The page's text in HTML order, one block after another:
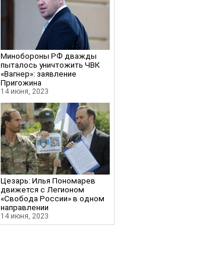
Минобороны РФ дважды
пыталось уничтожить ЧВК
«Вагнер»: заявление
Пригожина
14 июня, 2023
Цезарь: Илья Пономарев
движется с Легионом
«Свобода России» в одном
направлении
14 июня, 2023